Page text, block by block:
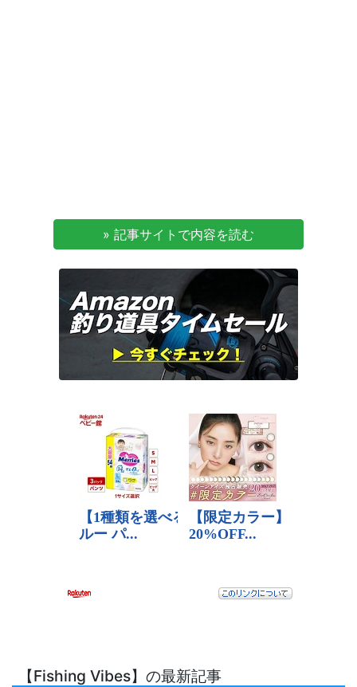
» 記事サイトで内容を読む
【Fishing Vibes】の最新記事